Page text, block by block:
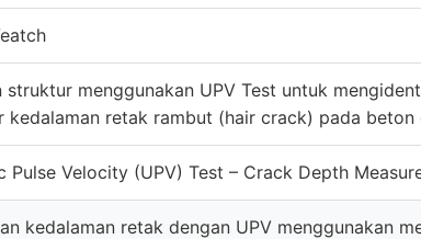
struktur menggunakan UPV Test untuk
kedalaman retak rambut (hair crack) pada beton
Pulse Velocity (UPV) Test – Crack Depth
kedalaman retak dengan UPV menggunakan